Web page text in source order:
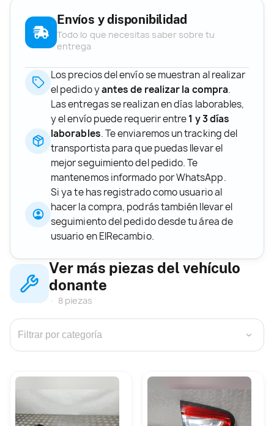
Envíos y disponibilidad
Todo lo que necesitas saber sobre tu
entrega
Los precios del envío se muestran al realizar
el pedido yantes de realizar la compra.
Las entregas se realizan en días laborables,
y el envío puede requerir entre1 y 3 días
laborables. Te enviaremos un tracking del
transportista para que puedas llevar el
mejor seguimiento del pedido. Te
mantenemos informado por WhatsApp.
Si ya te has registrado como usuario al
hacer la compra, podrás también llevar el
seguimiento del pedido desde tu área de
usuario en ElRecambio.
Ver más piezas del vehículo
donante
8 piezas
›